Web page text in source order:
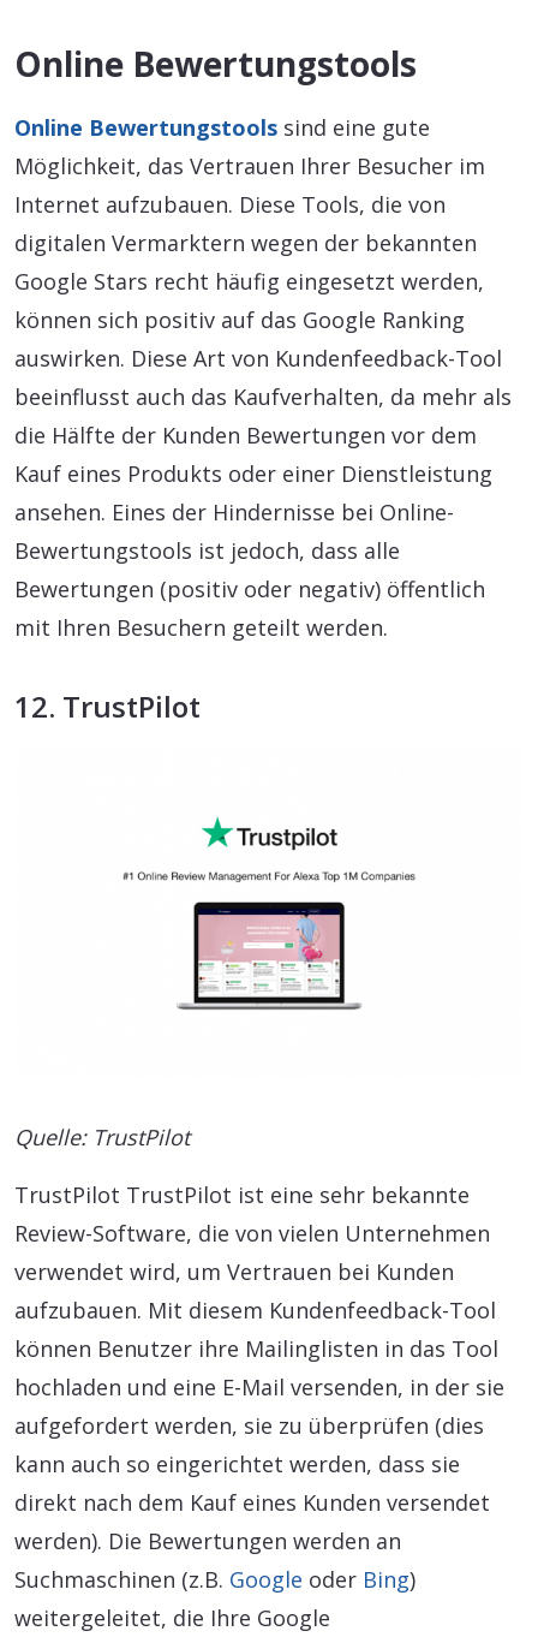
Online Bewertungstools
Online Bewertungstools sind eine gute
Möglichkeit, das Vertrauen Ihrer Besucher im
Internet aufzubauen. Diese Tools, die von
digitalen Vermarktern wegen der bekannten
Google Stars recht häufig eingesetzt werden,
können sich positiv auf das Google Ranking
auswirken. Diese Art von Kundenfeedback-Tool
beeinflusst auch das Kaufverhalten, da mehr als
die Hälfte der Kunden Bewertungen vor dem
Kauf eines Produkts oder einer Dienstleistung
ansehen. Eines der Hindernisse bei Online-
Bewertungstools ist jedoch, dass alle
Bewertungen (positiv oder negativ) öffentlich
mit Ihren Besuchern geteilt werden.
12. TrustPilot
Quelle: TrustPilot
TrustPilot TrustPilot ist eine sehr bekannte
Review-Software, die von vielen Unternehmen
verwendet wird, um Vertrauen bei Kunden
aufzubauen. Mit diesem Kundenfeedback-Tool
können Benutzer ihre Mailinglisten in das Tool
hochladen und eine E-Mail versenden, in der sie
aufgefordert werden, sie zu überprüfen (dies
kann auch so eingerichtet werden, dass sie
direkt nach dem Kauf eines Kunden versendet
werden). Die Bewertungen werden an
Suchmaschinen (z.B. Google oder Bing)
weitergeleitet, die Ihre Google